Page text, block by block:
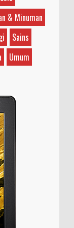
tergantung
& Minuman
Sains
Umum